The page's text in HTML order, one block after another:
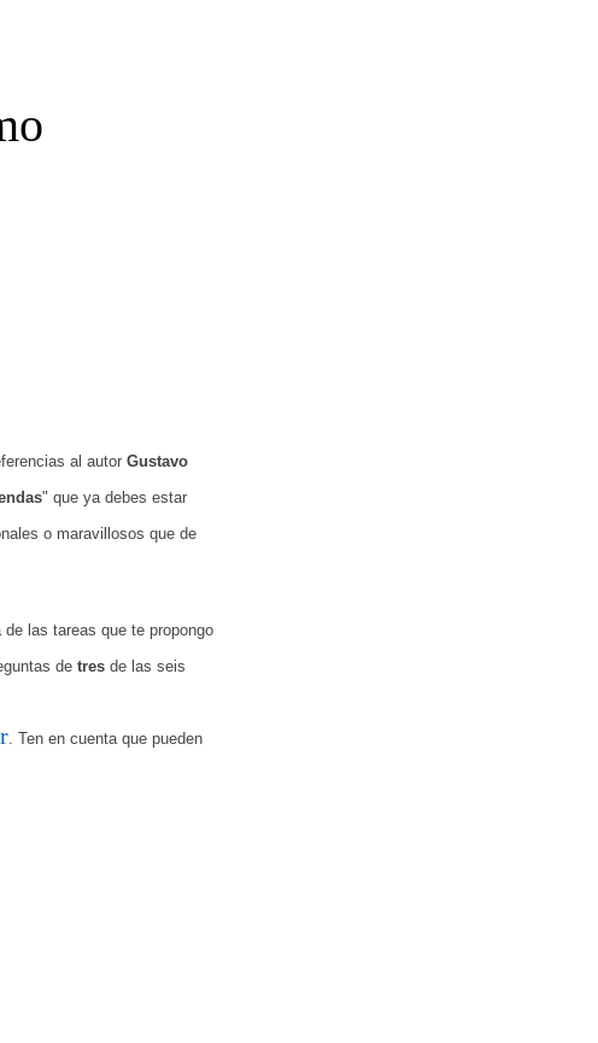
al autor Gustavo
" que ya debes estar
o maravillosos que de
las tareas que te propongo
de tres de las seis
. Ten en cuenta que pueden